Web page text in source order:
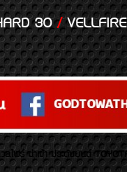
30/
ร์ นำเข้า ประดับยนต์